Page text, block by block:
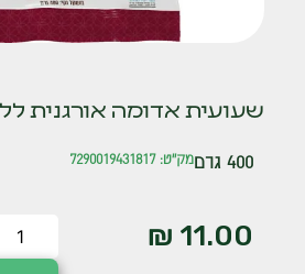
שעועית אדומה אורגנית ללא
400 גרם מק"ט: 7290019431817
11.00
₪